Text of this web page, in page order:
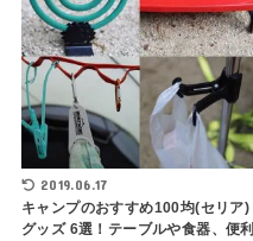
2019.06.17
キャンプのおすすめ100均(セリア)
グッズ 6選！テーブルや食器、便利